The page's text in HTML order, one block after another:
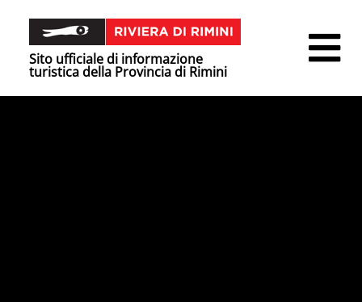
Sito ufficiale di informazione
turistica della Provincia di Rimini